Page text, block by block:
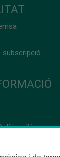
subscripció
d’ús